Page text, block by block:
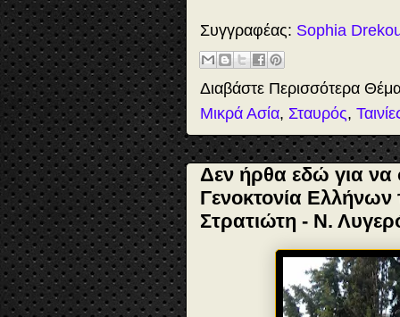
b
o
o
k
o
o
n
e
t
e
Συγγραφέας: Sophia
Διαβάστε Περισσότερα
Μικρά Ασία, Σταυρός,
Δεν ήρθα εδώ για να
Γενοκτονία
Στρατιώτη - Ν.